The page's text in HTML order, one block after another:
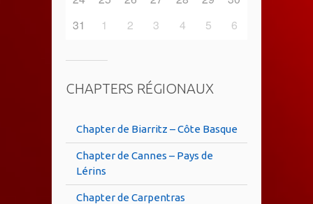
31
1 2 3 4 5 6
CHAPTERS RÉGIONAUX
Chapter de Biarritz – Côte Basque
Chapter de Cannes – Pays de
Lérins
Chapter de Carpentras